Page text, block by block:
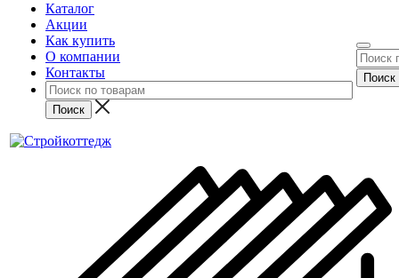
Каталог
Акции
Как купить
О компании
Контакты